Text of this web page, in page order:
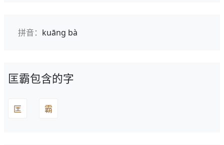
拼音： kuāng bà
匡霸包含的字
匡 霸